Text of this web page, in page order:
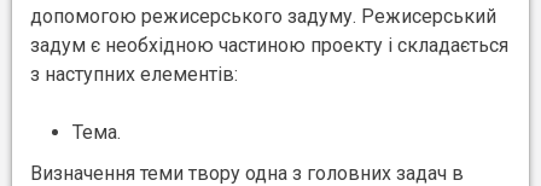
допомогою режисерського задуму. Режисерський
задум є необхідною частиною проекту і складається
з наступних елементів:
Тема.
Визначення теми твору одна з головних задач в